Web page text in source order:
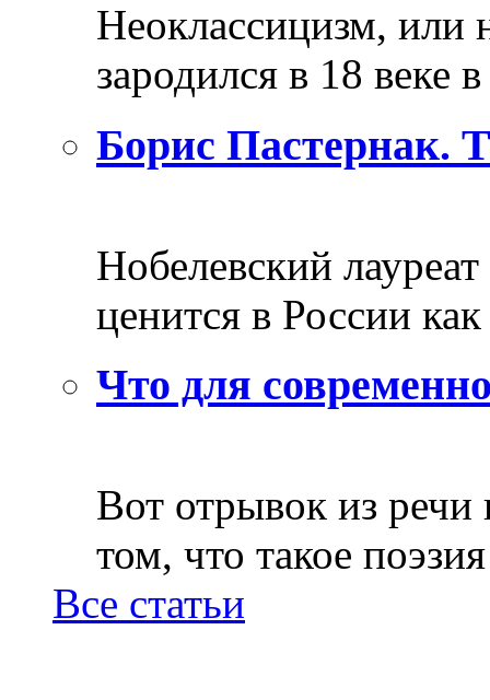
Неоклассицизм, или
зародился в 18 веке
Борис Пастернак.
Нобелевский
ценится в России
Что для
Вот отрывок из
том, что такое
Все статьи